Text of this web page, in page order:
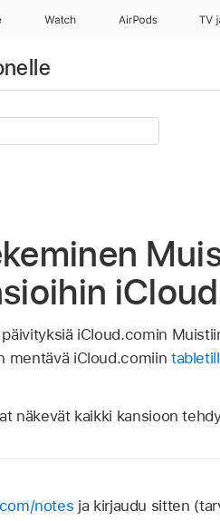
Watch AirPods TV
iCloud.comin
mentävä iCloud.comiin
näkevät kaikki kansioon
notes ja kirjaudu sitten